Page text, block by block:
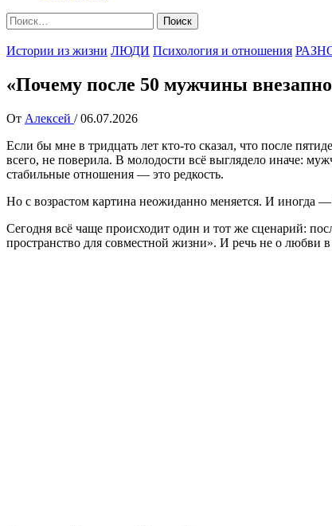
Найти:
Истории из жизни ЛЮДИ Психология и отношения
«Почему после 50 мужчины
От Алексей / 06.07.2026
Если бы мне в тридцать лет кто-то сказал, что после
всего, не поверила. В молодости всё выглядело иначе:
стабильные отношения — это редкость.
Но с возрастом картина неожиданно меняется. И иногда
Сегодня всё чаще происходит один и тот же сценарий:
пространство для совместной жизни». И речь не о любви